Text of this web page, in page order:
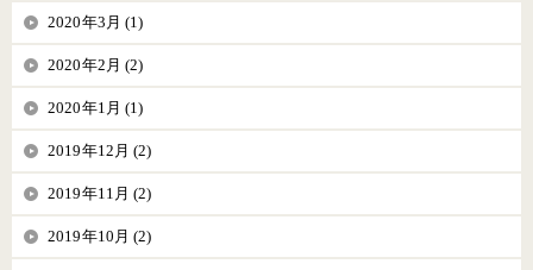
2020年3月 (1)
2020年2月 (2)
2020年1月 (1)
2019年12月 (2)
2019年11月 (2)
2019年10月 (2)